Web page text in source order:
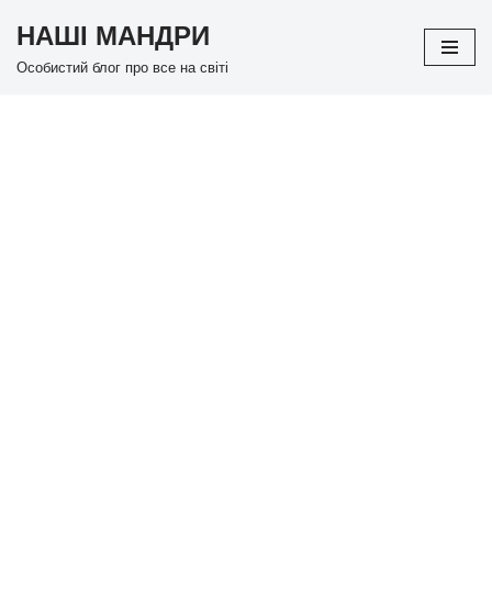
Перейти
НАШІ МАНДРИ
Особистий блог про все на світі